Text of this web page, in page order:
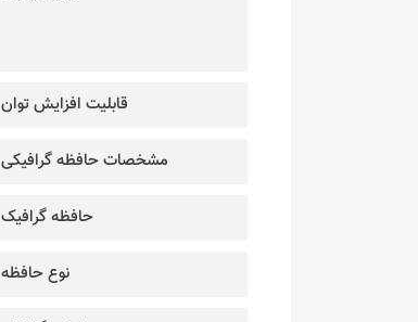
قابلیت افزایش توان
مشخصات حافظه گرافیکی
حافظه گرافیک
نوع حافظه